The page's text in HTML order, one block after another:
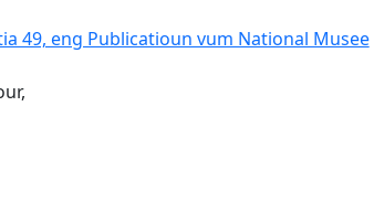
49, eng Publicatioun vum National Musee